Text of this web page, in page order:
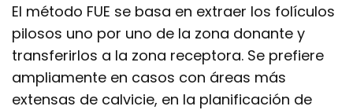
El método FUE se basa en extraer los folículos
pilosos uno por uno de la zona donante y
transferirlos a la zona receptora. Se prefiere
ampliamente en casos con áreas más
extensas de calvicie, en la planificación de